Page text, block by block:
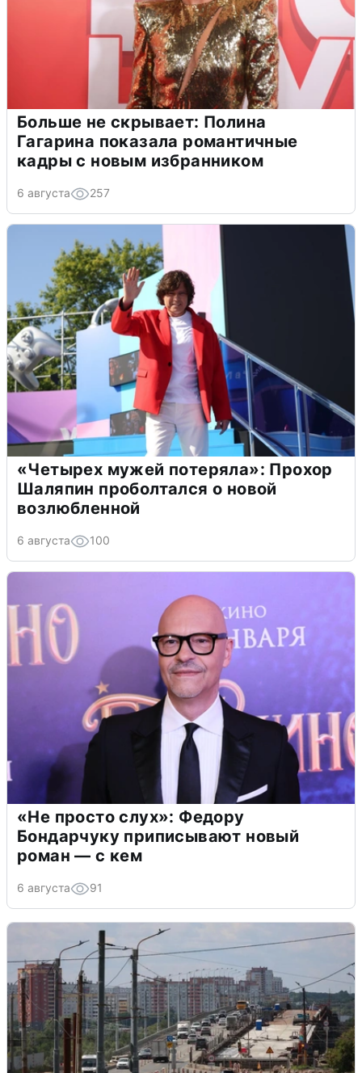
Больше не скрывает: Полина
Гагарина показала романтичные
кадры с новым избранником
6 августа 257
«Четырех мужей потеряла»: Прохор
Шаляпин проболтался о новой
возлюбленной
6 августа 100
«Не просто слух»: Федору
Бондарчуку приписывают новый
роман — с кем
6 августа 91